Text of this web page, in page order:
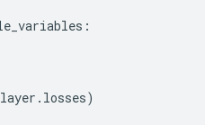
:
layer . losses)